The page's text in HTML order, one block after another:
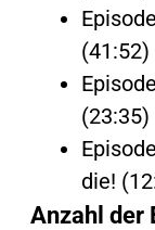
(41:52)
(23:35)
die!
Anzahl der